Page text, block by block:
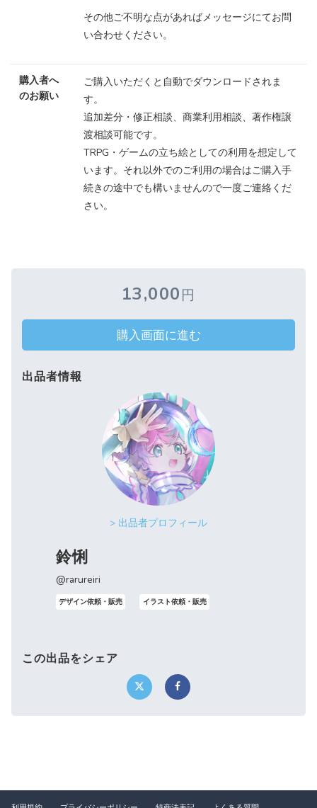
その他ご不明な点があればメッセージにてお問
い合わせください。
購入者へ
のお願い
ご購入いただくと自動でダウンロードされま
す。
追加差分・修正相談、商業利用相談、著作権譲
渡相談可能です。
TRPG・ゲームの立ち絵としての利用を想定して
います。それ以外でのご利用の場合はご購入手
続きの途中でも構いませんので一度ご連絡くだ
さい。
13,000円
購入画面に進む
出品者情報
> 出品者プロフィール
鈴悧
@rarureiri
デザイン依頼・販売 イラスト依頼・販売
この出品をシェア